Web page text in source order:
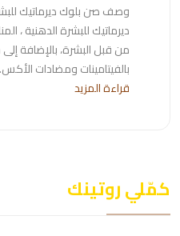
وصف صن بلوك ديرماتيك
ديرماتيك للبشرة الدهنية ،
بالفيتامينات ومضادات
قراءة المزيد
كمّلي روتينك